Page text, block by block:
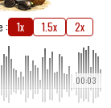
: 1x 1.5x 2x
00:03